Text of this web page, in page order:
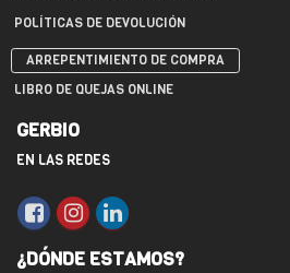
POLÍTICAS DE DEVOLUCIÓN
ARREPENTIMIENTO DE COMPRA
LIBRO DE QUEJAS ONLINE
GERBIO
EN LAS REDES
¿DÓNDE ESTAMOS?